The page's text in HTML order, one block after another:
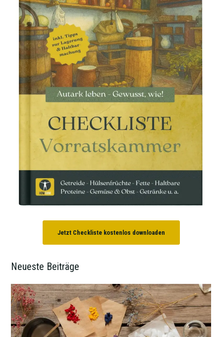
Jetzt Checkliste kostenlos downloaden
Neueste Beiträge